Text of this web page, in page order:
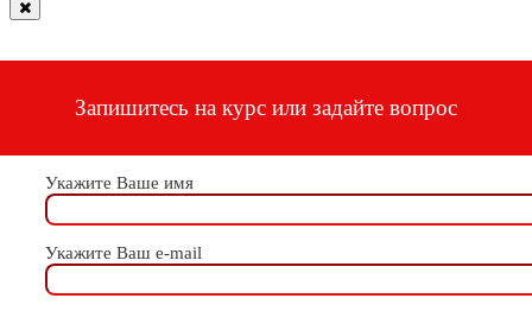
Запишитесь на курс или задайте вопрос
Укажите Ваше имя
Укажите Ваш e-mail